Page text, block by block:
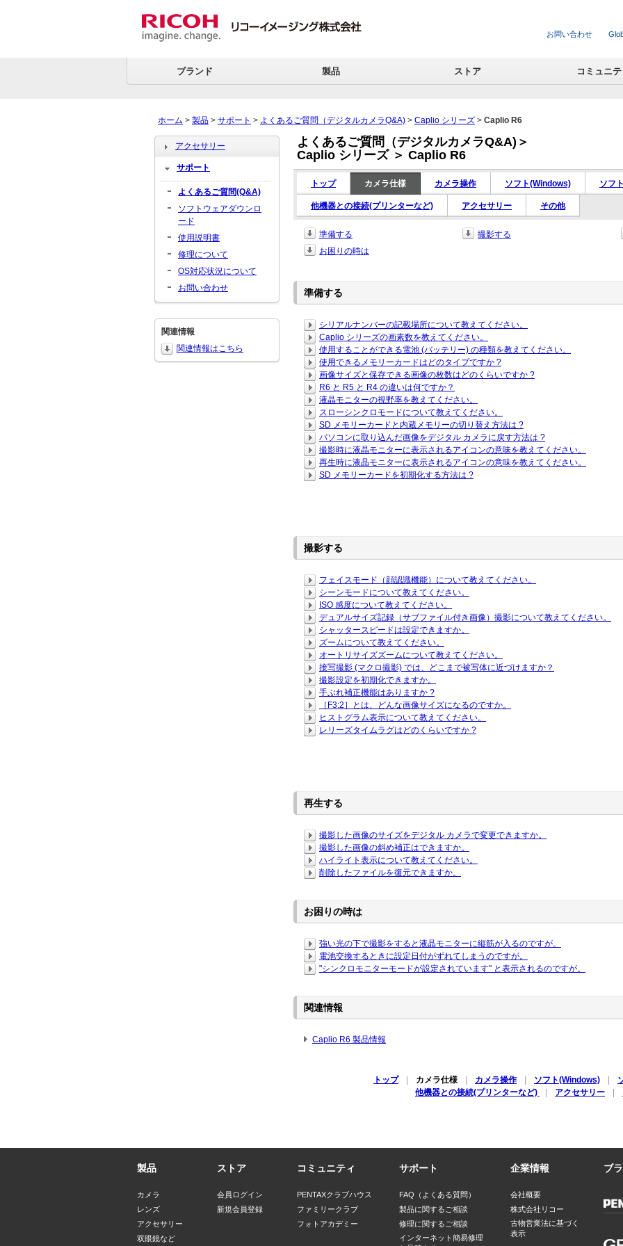
お問い合わせ
ブランド 製品 ストア コミュニテ
ホーム > 製品 > サポート > よくあるご質問（デジタルカメラQ&A) > Caplio シリーズ > Caplio R6
よくあるご質問（デジタルカメラQ&A)＞
Caplio シリーズ ＞ Caplio R6
トップ カメラ仕様 カメラ操作 ソフト(Windows) ソフ
他機器との接続(プリンターなど) アクセサリー その他
準備する 撮影する
お困りの時は
準備する
シリアルナンバーの記載場所について教えてください。
Caplio シリーズの画素数を教えてください。
使用することができる電池 (バッテリー) の種類を教えてください。
使用できるメモリーカードはどのタイプですか ?
画像サイズと保存できる画像の枚数はどのくらいですか ?
R6 と R5 と R4 の違いは何ですか？
液晶モニターの視野率を教えてください。
スローシンクロモードについて教えてください。
SD メモリーカードと内蔵メモリーの切り替え方法は ?
パソコンに取り込んだ画像をデジタル カメラに戻す方法は ?
撮影時に液晶モニターに表示されるアイコンの意味を教えてください。
再生時に液晶モニターに表示されるアイコンの意味を教えてください。
SD メモリーカードを初期化する方法は ?
撮影する
フェイスモード（顔認識機能）について教えてください。
シーンモードについて教えてください。
ISO 感度について教えてください。
デュアルサイズ記録（サブファイル付き画像）撮影について教えてください。
シャッタースピードは設定できますか。
ズームについて教えてください。
オートリサイズズームについて教えてください。
接写撮影 (マクロ撮影) では、どこまで被写体に近づけますか？
撮影設定を初期化できますか。
手ぶれ補正機能はありますか ?
［F3:2］とは、どんな画像サイズになるのですか。
ヒストグラム表示について教えてください。
レリーズタイムラグはどのくらいですか ?
再生する
撮影した画像のサイズをデジタル カメラで変更できますか。
撮影した画像の斜め補正はできますか。
ハイライト表示について教えてください。
削除したファイルを復元できますか。
お困りの時は
強い光の下で撮影をすると液晶モニターに縦筋が入るのですが。
電池交換するときに設定日付がずれてしまうのですが。
"シンクロモニターモードが設定されています" と表示されるのですが。
関連情報
Caplio R6 製品情報
トップ カメラ仕様 カメラ操作 ソフト(Windows)
他機器との接続(プリンターなど)
アクセサリー
アクセサリー
サポート
よくあるご質問(Q&A)
ソフトウェアダウンロ
ード
使用説明書
修理について
OS対応状況について
お問い合わせ
関連情報
関連情報はこちら
製品
カメラ
レンズ
アクセサリー
双眼鏡など
ストア
会員ログイン
新規会員登録
コミュニティ
PENTAXクラブハウス
ファミリークラブ
フォトアカデミー
サポート
FAQ（よくある質問）
製品に関するご相談
修理に関するご相談
インターネット簡易修理
企業情報
会社概要
株式会社リコー
古物営業法に基づく
表示
ブ